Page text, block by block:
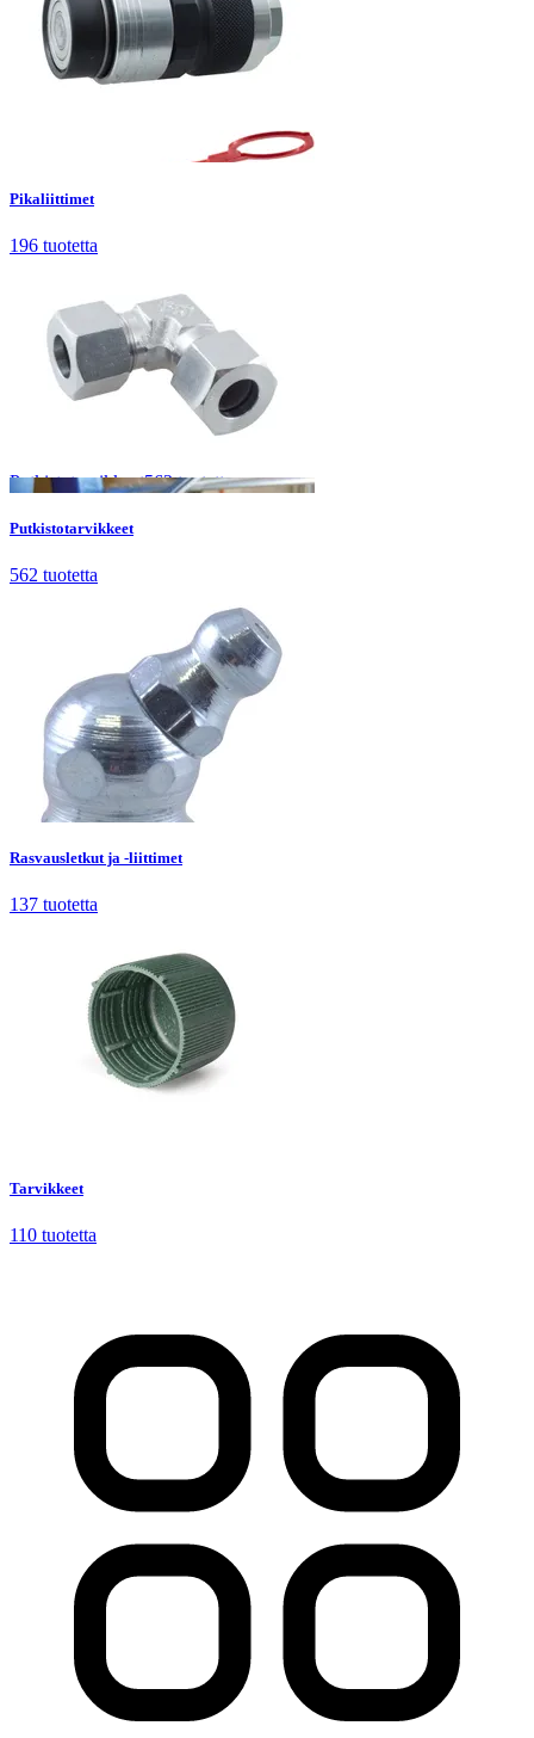
Pikaliittimet
196 tuotetta
Putkistotarvikkeet562 tuotetta
Putkistotarvikkeet
562 tuotetta
Rasvausletkut ja -liittimet
Rasvausletkut ja -liittimet
137 tuotetta
Tarvikkeet
110 tuotetta